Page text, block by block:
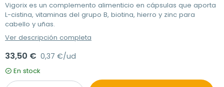
Vigorix es un complemento alimenticio en cápsulas que aporta
L-cistina, vitaminas del grupo B, biotina, hierro y zinc para
cabello y uñas.
Ver descripción completa
33,50 € 0,37 €/ud
En stock